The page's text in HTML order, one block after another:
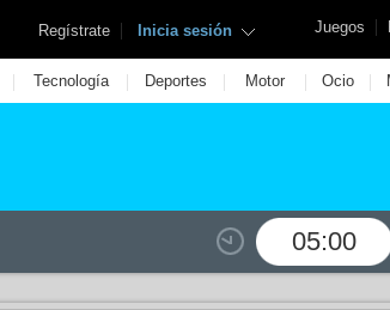
Juegos |
Regístrate | Inicia sesión
| Tecnología | Deportes | Motor | Ocio |
05:00